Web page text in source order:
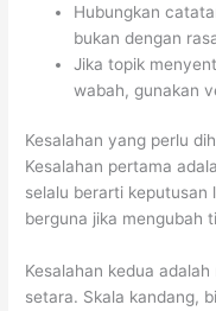
Hubungkan
bukan dengan
Jika topik
wabah, gunakan
Kesalahan yang perlu
Kesalahan pertama
selalu berarti keputusan
berguna jika mengubah
Kesalahan kedua
setara. Skala kandang,